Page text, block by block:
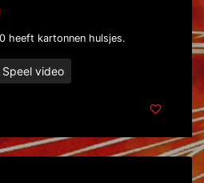
heeft kartonnen hulsjes.
Speel video